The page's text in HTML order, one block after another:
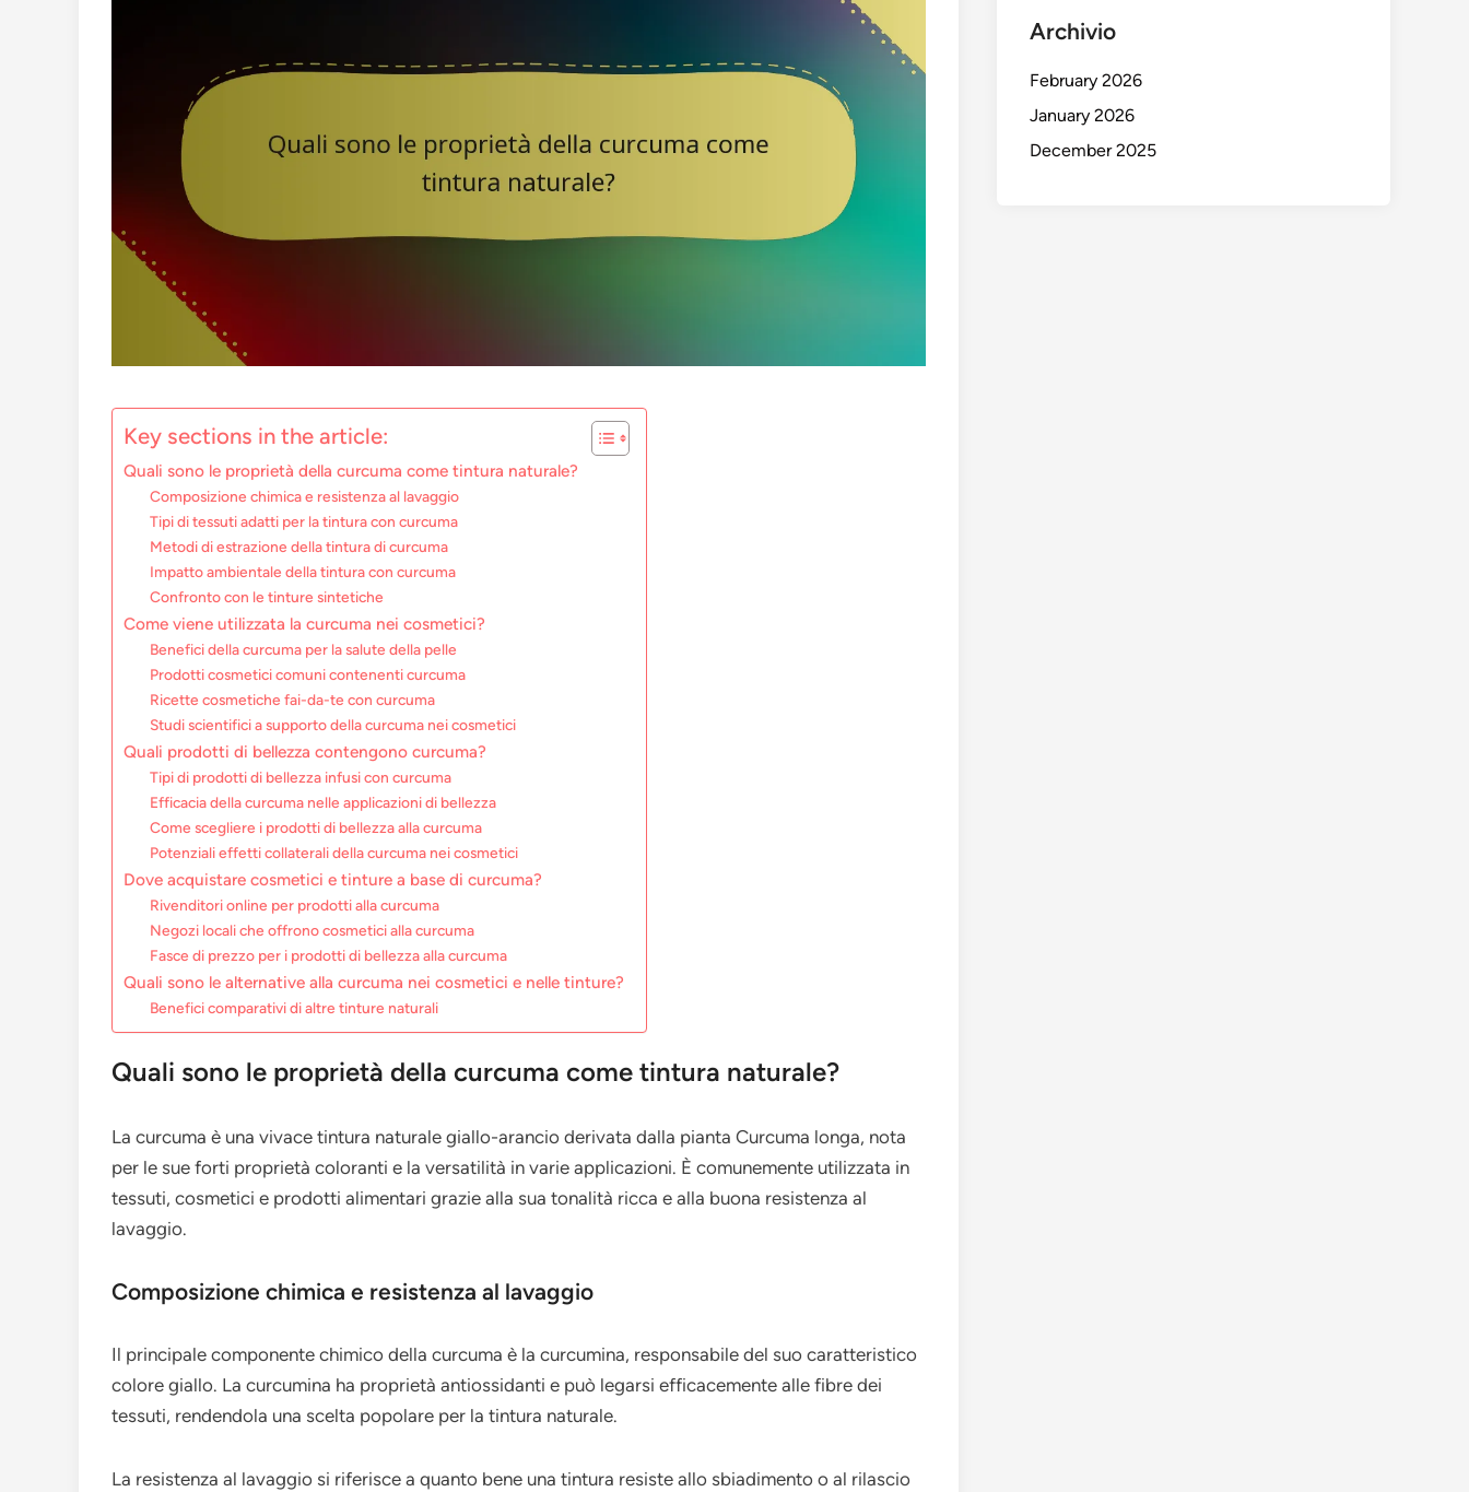
Key sections in the article:
Quali sono le proprietà della curcuma come tintura naturale?
Composizione chimica e resistenza al lavaggio
Tipi di tessuti adatti per la tintura con curcuma
Metodi di estrazione della tintura di curcuma
Impatto ambientale della tintura con curcuma
Confronto con le tinture sintetiche
Come viene utilizzata la curcuma nei cosmetici?
Benefici della curcuma per la salute della pelle
Prodotti cosmetici comuni contenenti curcuma
Ricette cosmetiche fai-da-te con curcuma
Studi scientifici a supporto della curcuma nei cosmetici
Quali prodotti di bellezza contengono curcuma?
Tipi di prodotti di bellezza infusi con curcuma
Efficacia della curcuma nelle applicazioni di bellezza
Come scegliere i prodotti di bellezza alla curcuma
Potenziali effetti collaterali della curcuma nei cosmetici
Dove acquistare cosmetici e tinture a base di curcuma?
Rivenditori online per prodotti alla curcuma
Negozi locali che offrono cosmetici alla curcuma
Fasce di prezzo per i prodotti di bellezza alla curcuma
Quali sono le alternative alla curcuma nei cosmetici e nelle tinture?
Benefici comparativi di altre tinture naturali
Quali sono le proprietà della curcuma come tintura naturale?
La curcuma è una vivace tintura naturale giallo-arancio derivata dalla pianta Curcuma longa, nota
per le sue forti proprietà coloranti e la versatilità in varie applicazioni. È comunemente utilizzata in
tessuti, cosmetici e prodotti alimentari grazie alla sua tonalità ricca e alla buona resistenza al
lavaggio.
Composizione chimica e resistenza al lavaggio
Il principale componente chimico della curcuma è la curcumina, responsabile del suo caratteristico
colore giallo. La curcumina ha proprietà antiossidanti e può legarsi efficacemente alle fibre dei
tessuti, rendendola una scelta popolare per la tintura naturale.
La resistenza al lavaggio si riferisce a quanto bene una tintura resiste allo sbiadimento o al rilascio
Archivio
February 2026
January 2026
December 2025